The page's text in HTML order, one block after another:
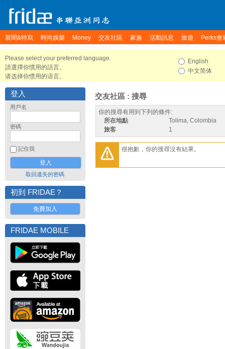
新聞&特寫 時尚娛樂 Money 交友社區 家族 活動訊息 旅遊 Perks會
Please select your preferred language.
請選擇你慣用的語言。
请选择你惯用的语言。
English
中文简体
登入
用戶名
密碼
記住我
取回遺失的密碼
初到 FRIDAE？
免費加入
FRIDAE MOBILE
交友社區 : 搜尋
你的搜尋有用到下列的條件:
所在地點
Tolima, Colombia
旅客
1
很抱歉，你的搜尋沒有結果。